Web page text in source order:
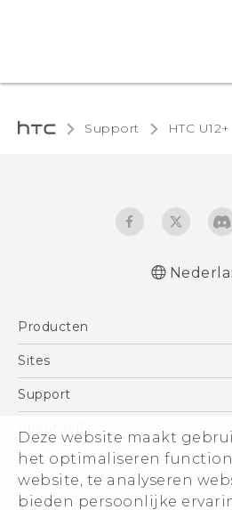
Deze website maakt
het optimaliseren
website, te analyseren
bieden persoonlijke
Support HTC U12+‎
Nederlands - Gids
Deutsch -
Deutsch - Informationen
English - User
Safety and
Producten
Telefoons
Vive
Accessoires
Sites
HTC Vive
Aan de slag
Support
Support voor eCommerce
About HTC
ESG
Informatie over het bedrijf